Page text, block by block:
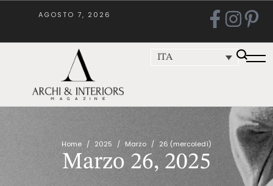
AGOSTO 7, 2026
ITA
Home / 2025 / Marzo / 26 (mercoledì)
Marzo 26, 2025